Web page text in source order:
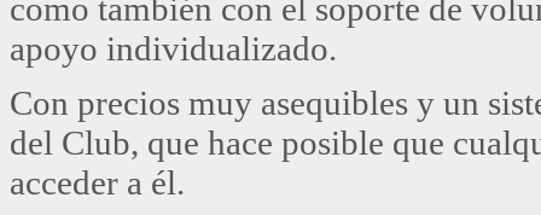
como también con el soporte de
apoyo individualizado.
Con precios muy asequibles y un
del Club, que hace posible que
acceder a él.